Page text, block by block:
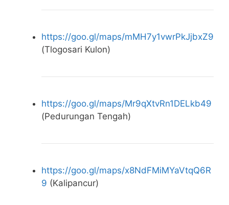
https://goo.gl/maps/mMH7y1vwrPkJjbxZ9
(Tlogosari Kulon)
https://goo.gl/maps/Mr9qXtvRn1DELkb49
(Pedurungan Tengah)
https://goo.gl/maps/x8NdFMiMYaVtqQ6R
9 (Kalipancur)